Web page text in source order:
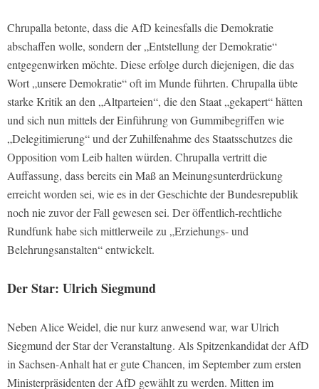
Chrupalla betonte, dass die AfD keinesfalls die Demokratie
abschaffen wolle, sondern der „Entstellung der Demokratie“
entgegenwirken möchte. Diese erfolge durch diejenigen, die das
Wort „unsere Demokratie“ oft im Munde führten. Chrupalla übte
starke Kritik an den „Altparteien“, die den Staat „gekapert“ hätten
und sich nun mittels der Einführung von Gummibegriffen wie
„Delegitimierung“ und der Zuhilfenahme des Staatsschutzes die
Opposition vom Leib halten würden. Chrupalla vertritt die
Auffassung, dass bereits ein Maß an Meinungsunterdrückung
erreicht worden sei, wie es in der Geschichte der Bundesrepublik
noch nie zuvor der Fall gewesen sei. Der öffentlich-rechtliche
Rundfunk habe sich mittlerweile zu „Erziehungs- und
Belehrungsanstalten“ entwickelt.
Der Star: Ulrich Siegmund
Neben Alice Weidel, die nur kurz anwesend war, war Ulrich
Siegmund der Star der Veranstaltung. Als Spitzenkandidat der AfD
in Sachsen-Anhalt hat er gute Chancen, im September zum ersten
Ministerpräsidenten der AfD gewählt zu werden. Mitten im